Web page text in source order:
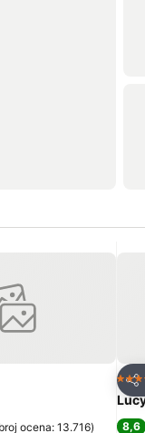
broj ocena: 13.716)
Deli
5
8,6